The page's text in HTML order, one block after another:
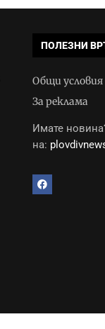
ПОЛЕЗНИ
Общи условия
За реклама
Имате
на: